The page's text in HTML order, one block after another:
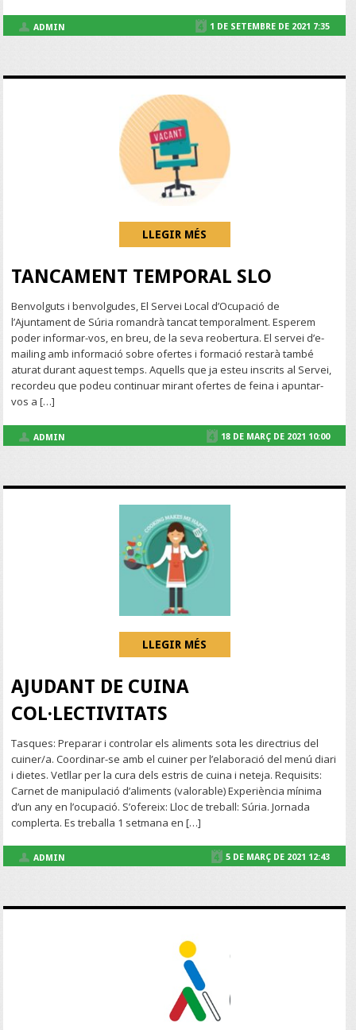
ADMIN 1 DE SETEMBRE DE 2021 7:35
LLEGIR MÉS
TANCAMENT TEMPORAL SLO
Benvolguts i benvolgudes, El Servei Local d’Ocupació de
l’Ajuntament de Súria romandrà tancat temporalment. Esperem
poder informar-vos, en breu, de la seva reobertura. El servei d’e-
mailing amb informació sobre ofertes i formació restarà també
aturat durant aquest temps. Aquells que ja esteu inscrits al Servei,
recordeu que podeu continuar mirant ofertes de feina i apuntar-
vos a […]
ADMIN 18 DE MARÇ DE 2021 10:00
LLEGIR MÉS
AJUDANT DE CUINA
COL·LECTIVITATS
Tasques: Preparar i controlar els aliments sota les directrius del
cuiner/a. Coordinar-se amb el cuiner per l’elaboració del menú diari
i dietes. Vetllar per la cura dels estris de cuina i neteja. Requisits:
Carnet de manipulació d’aliments (valorable) Experiència mínima
d’un any en l’ocupació. S’ofereix: Lloc de treball: Súria. Jornada
complerta. Es treballa 1 setmana en […]
ADMIN 5 DE MARÇ DE 2021 12:43